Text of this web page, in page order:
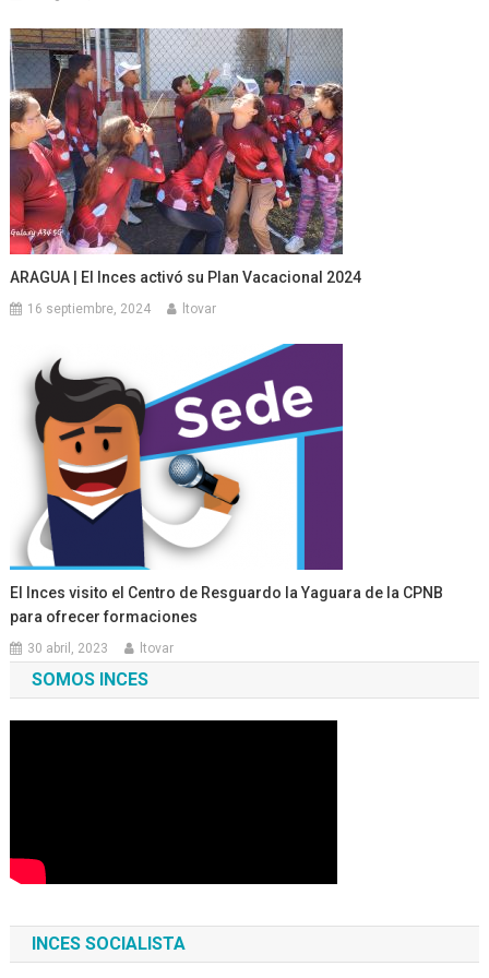
ARAGUA | El Inces activó su Plan Vacacional 2024
16 septiembre, 2024 ltovar
El Inces visito el Centro de Resguardo la Yaguara de la CPNB
para ofrecer formaciones
30 abril, 2023 ltovar
SOMOS INCES
INCES SOCIALISTA